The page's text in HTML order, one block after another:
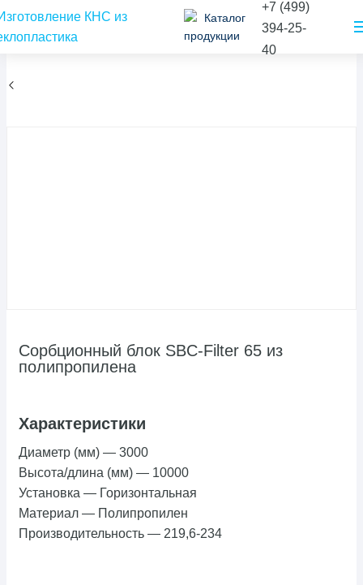
Каталог
продукции
+7 (499)
394-25-
40
Сорбционный блок SBC-Filter 65 из
полипропилена
Характеристики
Диаметр (мм) — 3000
Высота/длина (мм) — 10000
Установка — Горизонтальная
Материал — Полипропилен
Производительность — 219,6-234